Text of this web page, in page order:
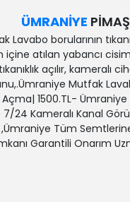
ÜMRANIYE
Lavabo borularının
atılan yabancı
açılır, kameralı
Mutfak
Açma| 1500.TL-
24 Kameralı Kanal
Tüm
Garantili Onarım